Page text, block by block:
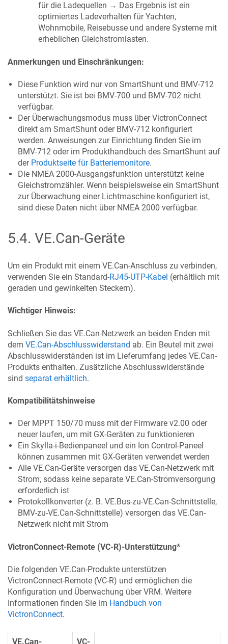
für die Ladequellen → Das Ergebnis ist ein
optimiertes Ladeverhalten für Yachten,
Wohnmobile, Reisebusse und andere Systeme mit
erheblichen Gleichstromlasten.
Anmerkungen und Einschränkungen:
Diese Funktion wird nur von SmartShunt und BMV-712
unterstützt. Sie ist bei BMV-700 und BMV-702 nicht
verfügbar.
Der Überwachungsmodus muss über VictronConnect
direkt am SmartShunt oder BMV-712 konfiguriert
werden. Anweisungen zur Einrichtung finden Sie im
BMV-712 oder im Produkthandbuch des SmartShunt auf
der Produktseite für Batteriemonitore.
Die NMEA 2000-Ausgangsfunktion unterstützt keine
Gleichstromzähler. Wenn beispielsweise ein SmartShunt
zur Überwachung einer Lichtmaschine konfiguriert ist,
sind diese Daten nicht über NMEA 2000 verfügbar.
5.4. VE.Can-Geräte
Um ein Produkt mit einem VE.Can-Anschluss zu verbinden,
verwenden Sie ein Standard-RJ45-UTP-Kabel (erhältlich mit
geraden und gewinkelten Steckern).
Wichtiger Hinweis:
Schließen Sie das VE.Can-Netzwerk an beiden Enden mit
dem VE.Can-Abschlusswiderstand ab. Ein Beutel mit zwei
Abschlusswiderständen ist im Lieferumfang jedes VE.Can-
Produkts enthalten. Zusätzliche Abschlusswiderstände
sind separat erhältlich.
Kompatibilitätshinweise
Der MPPT 150/70 muss mit der Firmware v2.00 oder
neuer laufen, um mit GX-Geräten zu funktionieren
Ein Skylla-i-Bedienpaneel und ein Ion Control-Paneel
können zusammen mit GX-Geräten verwendet werden
Alle VE.Can-Geräte versorgen das VE.Can-Netzwerk mit
Strom, sodass keine separate VE.Can-Stromversorgung
erforderlich ist
Protokollkonverter (z. B. VE.Bus-zu-VE.Can-Schnittstelle,
BMV-zu-VE.Can-Schnittstelle) versorgen das VE.Can-
Netzwerk nicht mit Strom
VictronConnect-Remote (VC-R)-Unterstützung*
Die folgenden VE.Can-Produkte unterstützen
VictronConnect-Remote (VC-R) und ermöglichen die
Konfiguration und Überwachung über VRM. Weitere
Informationen finden Sie im Handbuch von
VictronConnect.
VE.Can- VC-